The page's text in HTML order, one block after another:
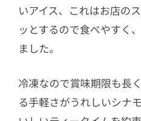
いアイス、これはお店の
ッとするので食べやすく
ました。
冷凍なので賞味期限も長
る手軽さがうれしいシナ